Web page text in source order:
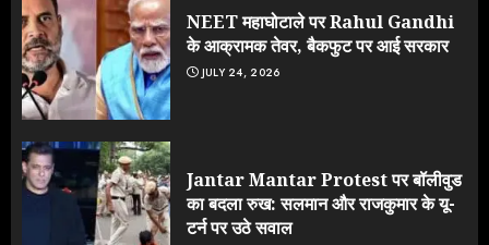
NEET महाघोटाले पर Rahul Gandhi
के आक्रामक तेवर, बैकफुट पर आई सरकार
JULY 24, 2026
Jantar Mantar Protest पर बॉलीवुड
का बदला रुख: सलमान और राजकुमार के यू-
टर्न पर उठे सवाल